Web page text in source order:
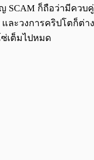
SCAM ก็ถือว่ามีควบ
ละวงการคริปโตก็ต่า
เต็มไปหมด